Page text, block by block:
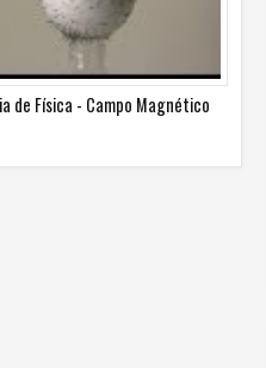
de Física - Campo Magnético